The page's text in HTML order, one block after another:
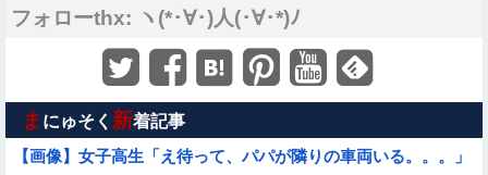
フォローthx: ヽ(*･∀･)人(･∀･*)ﾉ
ま にゅそく 新着記事
【画像】女子高生「え待って、パパが隣りの車両いる。。。」